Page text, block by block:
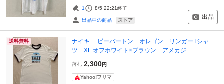
1 8/5 22:21終了
出品中の商品 ストア 出品
送料無料
ナイキ ビーバートン オレゴン リンガーTシャ
ツ XL オフホワイト×ブラウン アメカジ
落札 2,300円
Yahoo!フリマ